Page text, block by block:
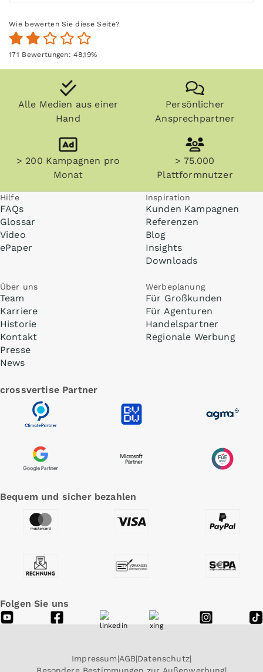
Wie bewerten Sie diese Seite?
171 Bewertungen:48,19%
Alle Medien aus einer
Hand
Persönlicher
Ansprechpartner
> 200 Kampagnen pro
Monat
> 75.000
Plattformnutzer
Hilfe
FAQs
Glossar
Video
ePaper
Inspiration
Kunden Kampagnen
Referenzen
Blog
Insights
Downloads
Über uns
Team
Karriere
Historie
Kontakt
Presse
News
Werbeplanung
Für Großkunden
Für Agenturen
Handelspartner
Regionale Werbung
crossvertise Partner
Bequem und sicher bezahlen
Folgen Sie uns
Impressum AGB Datenschutz